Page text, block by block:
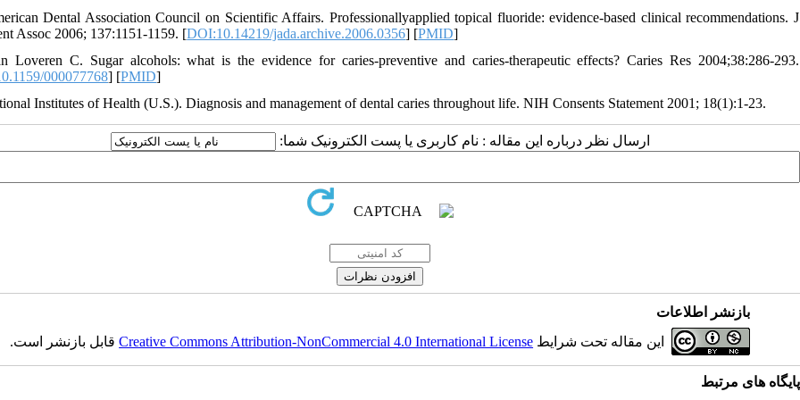
Dental Association Council on Scientific Affairs. Professionallyapplied topical fluoride: evidence-based clinical recommendations. J
Assoc 2006; 137:1151-1159. [DOI:10.14219/jada.archive.2006.0356] [PMID]
Loveren C. Sugar alcohols: what is the evidence for caries-preventive and caries-therapeutic effects? Caries Res 2004;38:286-293.
000077768] [PMID]
Institutes of Health (U.S.). Diagnosis and management of dental caries throughout life. NIH Consents Statement 2001; 18(1):1-23.
ارسال نظر درباره این مقاله : نام کاربری یا پست الکترونیک شما:
بازنشر اطلاعات
این مقاله تحت شرایط Creative Commons Attribution-NonCommercial 4.0 International Licenseقابل بازنشر است.
پایگاه های مرتبط